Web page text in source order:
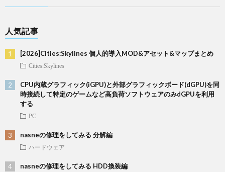
人気記事
[2026]Cities:Skylines 個人的導入MOD&アセット&マップまとめ
Cities:Skylines
CPU内蔵グラフィック(iGPU)と外部グラフィックボード(dGPU)を同
時接続して特定のゲームなど高負荷ソフトウェアのみdGPUを利用
する
PC
nasneの修理をしてみる 分解編
ハードウェア
nasneの修理をしてみる HDD換装編